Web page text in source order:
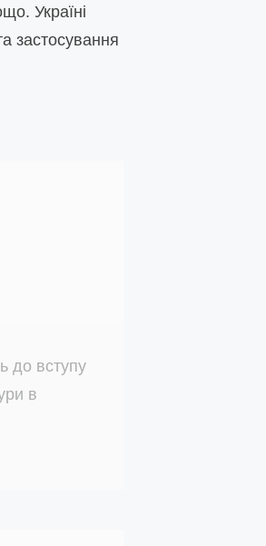
Україні
застосування
до вступу
в